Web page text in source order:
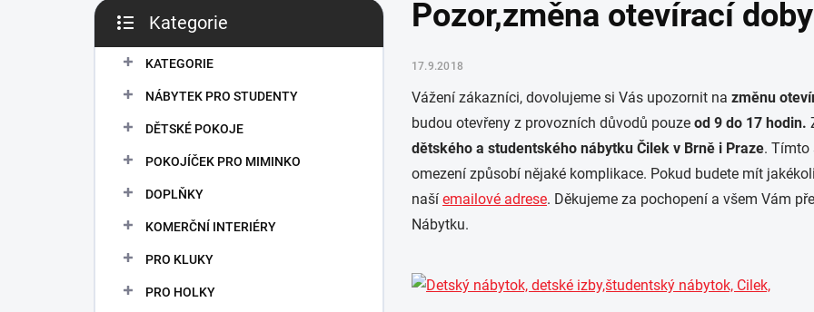
P
s
kategorie
Kategorie
KATEGORIE
NÁBYTEK PRO STUDENTY
DĚTSKÉ POKOJE
POKOJÍČEK PRO MIMINKO
DOPLŇKY
KOMERČNÍ INTERIÉRY
PRO KLUKY
PRO HOLKY
Pozor,změna otevírací
17.9.2018
Vážení zákazníci, dovolujeme si Vás upozornit na změnu
budou otevřeny z provozních důvodů pouze od 9 do 17 hodin.
dětského a studentského nábytku Čilek v Brně i Praze. Tímto
omezení způsobí nějaké komplikace. Pokud budete mít
naší emailové adrese. Děkujeme za pochopení a všem Vám
Nábytku.